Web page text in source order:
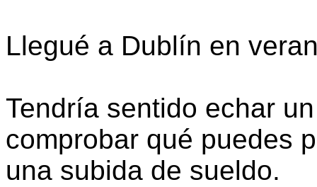
Llegué a Dublín en
Tendría sentido echar
comprobar qué puedes
una subida de sueldo.